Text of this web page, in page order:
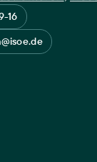
16